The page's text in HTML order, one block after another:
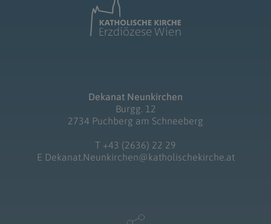
Dekanat Neunkirchen
Burgg. 12
2734 Puchberg am Schneeberg
T +43 (2636) 22 29
E Dekanat.Neunkirchen@katholischekirche.at